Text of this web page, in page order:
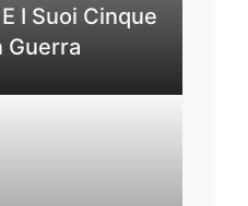
I Suoi Cinque
Guerra